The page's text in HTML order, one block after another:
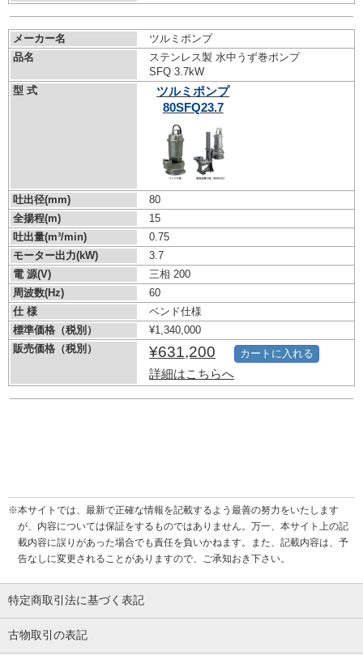
メーカー名
ツルミポンプ
品名
ステンレス製 水中うず巻ポンプ
SFQ 3.7kW
型 式
ツルミポンプ
80SFQ23.7
吐出径(mm)
80
全揚程(m)
15
吐出量(m³/min)
0.75
モーター出力(kW)
3.7
電 源(V)
三相 200
周波数(Hz)
60
仕 様
ベンド仕様
標準価格（税別）
¥1,340,000
販売価格（税別）
¥631,200
詳細はこちらへ
カートに入れる
※本サイトでは、最新で正確な情報を記載するよう最善の努力をいたします
が、内容については保証をするものではありません。万一、本サイト上の記
載内容に誤りがあった場合でも責任を負いかねます。また、記載内容は、予
告なしに変更されることがありますので、ご承知おき下さい。
特定商取引法に基づく表記
古物取引の表記